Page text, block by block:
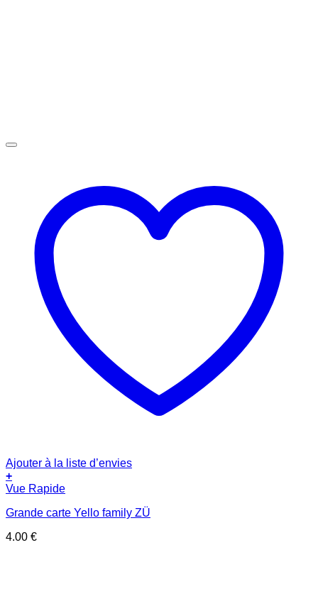
Ajouter à la liste d’envies
+
Vue Rapide
Grande carte Yello family ZÜ
4.00 €